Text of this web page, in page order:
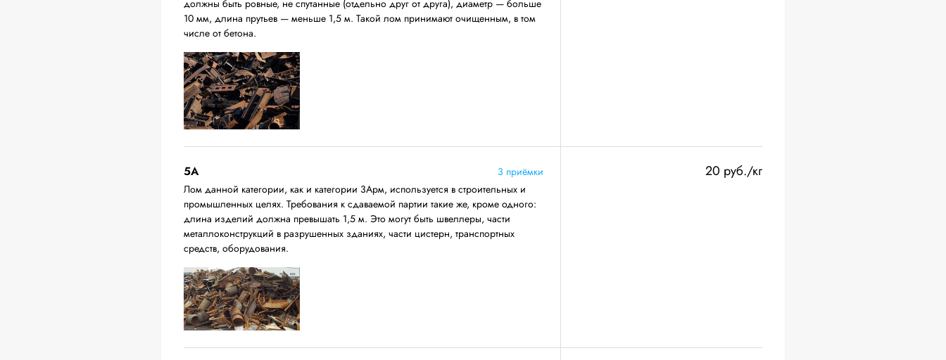
должны быть ровные, не спутанные (отдельно друг от друга), диаметр — больше
10 мм, длина прутьев — меньше 1,5 м. Такой лом принимают очищенным, в том
числе от бетона.
5А
3 приёмки
Лом данной категории, как и категории 3Арм, используется в строительных и
промышленных целях. Требования к сдаваемой партии такие же, кроме одного:
длина изделий должна превышать 1,5 м. Это могут быть швеллеры, части
металлоконструкций в разрушенных зданиях, части цистерн, транспортных
средств, оборудования.
20 руб./кг